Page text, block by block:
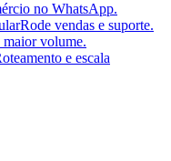
no WhatsApp.
Rode vendas e suporte.
maior volume.
e escala